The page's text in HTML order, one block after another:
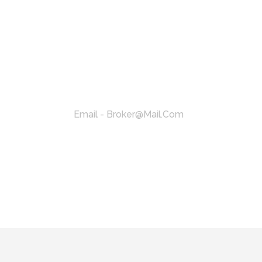
Email - Broker@mail.com